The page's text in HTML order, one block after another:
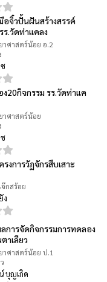
อจิ๋วปั้นฝันสร้างสรรค์
ร.วัดท่าแคลง
ศาสตร์น้อย อ.2
20กิจกรรม รร.วัดท่าแค
ศาสตร์น้อย
รงการวัฏจักรสืบเสาะ
กสร้อย
ง
การจัดกิจกรรมการทดลอง
าเลียว
ศาสตร์น้อย ป.1
บุญเกิด